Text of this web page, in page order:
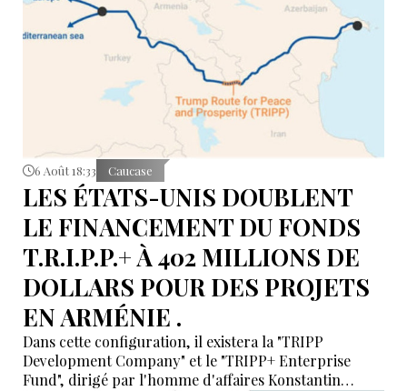
6 Août 18:33 Caucase
LES ÉTATS-UNIS DOUBLENT
LE FINANCEMENT DU FONDS
T.R.I.P.P.+ À 402 MILLIONS DE
DOLLARS POUR DES PROJETS
EN ARMÉNIE .
Dans cette configuration, il existera la "TRIPP
Development Company" et le "TRIPP+ Enterprise
Fund", dirigé par l'homme d'affaires Konstantin